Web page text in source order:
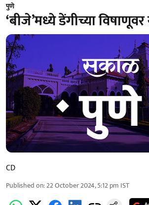
पुणे
‘बीजे’मध्ये डेंगीच्या
CD
Published on:22 October 2024, 5:12 pm IST